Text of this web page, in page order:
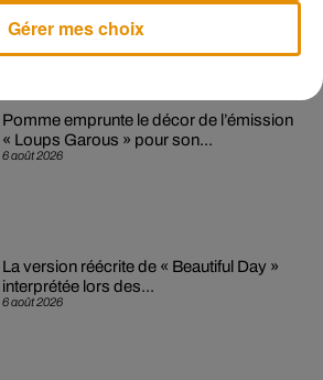
7 août 2026
6 août 2026
Pomme emprunte le décor de l’émission
« Loups Garous » pour son...
6 août 2026
La version réécrite de « Beautiful Day »
interprétée lors des...
Gérer mes choix